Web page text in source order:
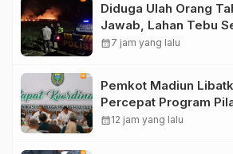
Diduga Ulah Orang
Jawab, Lahan Tebu
di Plunturan
calendar_month7 jam yang lalu
Pemkot Madiun
Percepat Program
Rumah, TPA Winongo
calendar_month12 jam yang lalu